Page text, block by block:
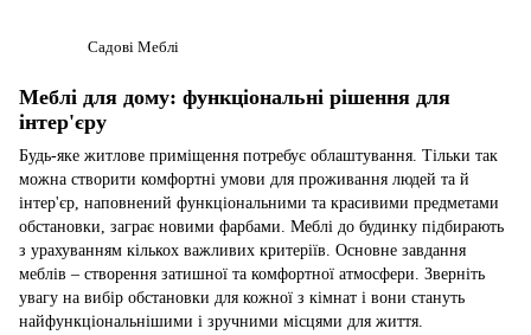
Меблі для дому: функціональні рішення для
інтер'єру
Будь-яке житлове приміщення потребує облаштування. Тільки так
можна створити комфортні умови для проживання людей та й
інтер'єр, наповнений функціональними та красивими предметами
обстановки, заграє новими фарбами. Меблі до будинку підбирають
з урахуванням кількох важливих критеріїв. Основне завдання
меблів – створення затишної та комфортної атмосфери. Зверніть
увагу на вибір обстановки для кожної з кімнат і вони стануть
найфункціональнішими і зручними місцями для життя.
Садові Меблі